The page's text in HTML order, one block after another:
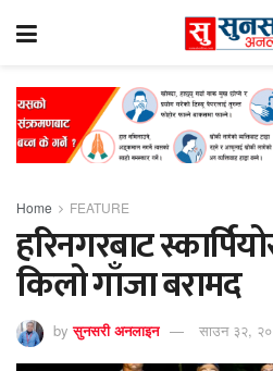
Home FEATURE
हरिनगरबाट
किलो गाँजा बरामद
by सुनसरी अनलाइन साउन ३२,